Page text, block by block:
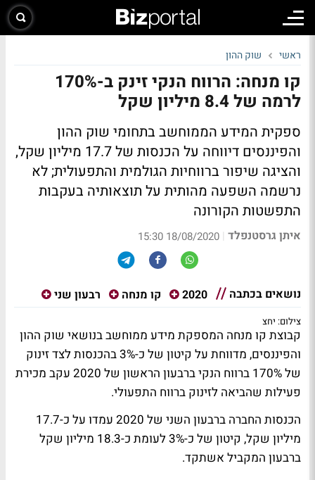
ראשי שוק ההון
קו מנחה: הרווח הנקי זינק ב-170%
לרמה של 8.4 מיליון שקל
ספקית המידע הממוחשב בתחומי שוק ההון
והפיננסים דיווחה על הכנסות של 17.7 מיליון שקל,
והציגה שיפור ברווחיות הגולמית והתפעולית; לא
נרשמה השפעה מהותית על תוצאותיה בעקבות
התפשטות הקורונה
איתן גרסטנפלד |
18/08/2020 15:30
נושאים בכתבה 2020 קו מנחה רבעון שני
צילום: יחצ
קבוצת קו מנחה המספקת מידע ממוחשב בנושאי שוק ההון
והפיננסים, מדווחת על קיטון של כ-3% בהכנסות לצד זינוק
של 170% ברווח הנקי ברבעון הראשון של 2020 עקב מכירת
פעילות שהביאה לזינוק ברווח התפעולי.
הכנסות החברה ברבעון השני של 2020 עמדו על כ-17.7
מיליון שקל, קיטון של כ-3% לעומת כ-18.3 מיליון שקל
ברבעון המקביל אשתקד.